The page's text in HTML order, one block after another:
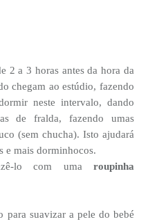
2 a 3 horas antes da hora da
chegam ao estúdio, fazendo
neste intervalo, dando
de fralda, fazendo umas
(sem chucha). Isto ajudará
e mais dorminhocos.
lo com uma roupinha
suavizar a pele do bebé